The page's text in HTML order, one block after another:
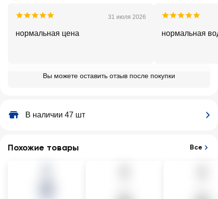
31 июля 2026
нормальная цена нормальная
Вы можете оставить отзыв после покупки
В наличии 47 шт
Похожие товары Все